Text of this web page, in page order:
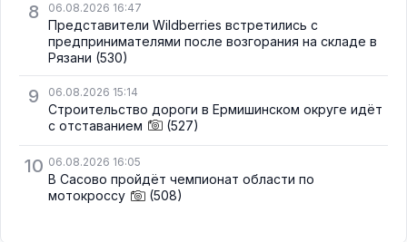
8 06.08.2026 16:47
Представители Wildberries встретились с
предпринимателями после возгорания на складе в
Рязани (530)
9 06.08.2026 15:14
Строительство дороги в Ермишинском округе идёт
с отставанием
(527)
10 06.08.2026 16:05
В Сасово пройдёт чемпионат области по
мотокроссу
(508)